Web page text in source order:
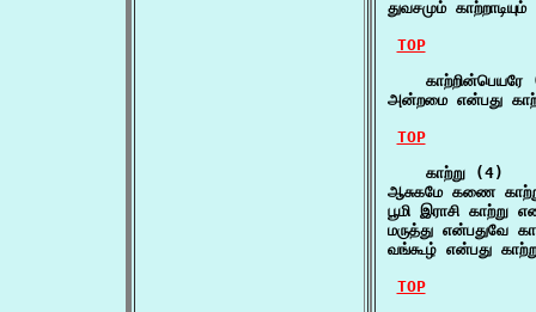
துவசமும்
TOP
காற்றின்பெயரே
அன்றமை என்பது
TOP
    காற்று (4)
ஆசுகமே கணை
பூமி இராசி
மருத்து என்பதுவே
வங்கூழ் என்பது
TOP